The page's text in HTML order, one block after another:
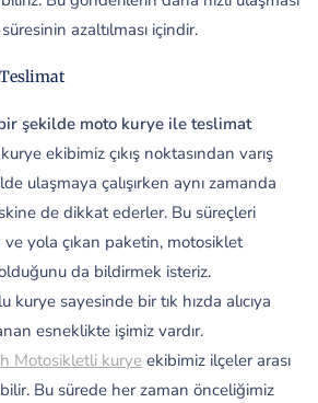
azaltılması içindir.
Teslimat
bir şekilde moto kurye ile teslimat
ekibimiz çıkış noktasından varış
ulaşmaya çalışırken aynı zamanda
de dikkat ederler. Bu süreçleri
yola çıkan paketin, motosiklet
da bildirmek isteriz.
sayesinde bir tık hızda alıcıya
esneklikte işimiz vardır.
Motosikletli kurye ekibimiz ilçeler arası
Bu sürede her zaman önceliğimiz